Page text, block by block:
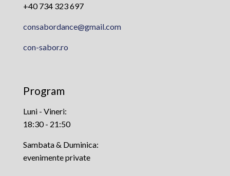
+40 734 323 697
consabordance@gmail.com
con-sabor.ro
Program
Luni - Vineri:
18:30 - 21:50
Sambata & Duminica:
evenimente private